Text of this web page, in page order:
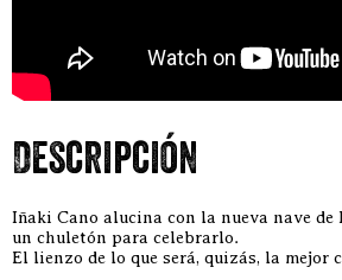
Descripción
Iñaki Cano alucina con la nueva nave de
un chuletón para celebrarlo.
El lienzo de lo que será, quizás, la mejor